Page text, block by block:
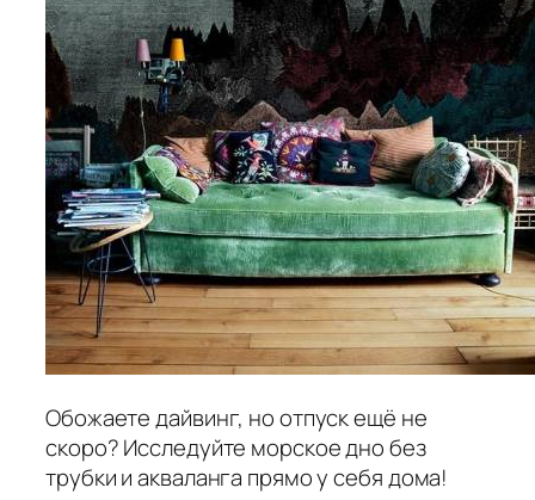
Обожаете дайвинг, но отпуск ещё не
скоро? Исследуйте морское дно без
трубки и акваланга прямо у себя дома!